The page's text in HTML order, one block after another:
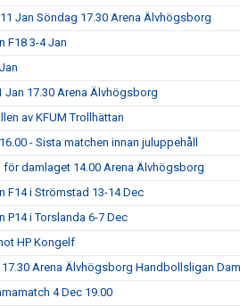
Jan Söndag 17.30 Arena Älvhögsborg
F18 3-4 Jan
Jan 17.30 Arena Älvhögsborg
av KFUM Trollhättan
- Sista matchen innan juluppehåll
damlaget 14.00 Arena Älvhögsborg
F14 i Strömstad 13-14 Dec
P14 i Torslanda 6-7 Dec
HP Kongelf
Arena Älvhögsborg Handbollsligan Dam
4 Dec 19.00